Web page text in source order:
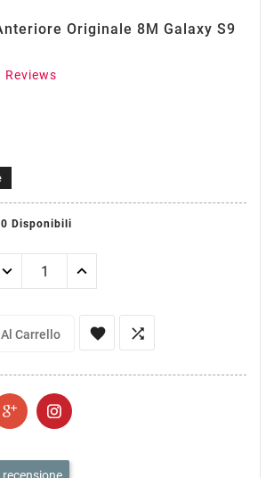
Originale 8M Galaxy S9
Reviews
0 Disponibili
Carrello  